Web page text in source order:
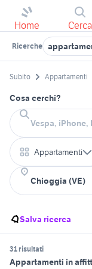
Home Cerca
Ricerche
Subito Appartamenti
Cosa cerchi?
Appartamenti
Salva ricerca
31 risultati
Appartamenti in